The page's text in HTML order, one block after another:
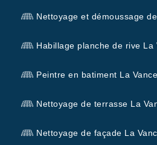
Nettoyage et démoussage
Habillage planche de rive La
Peintre en batiment La
Nettoyage de terrasse La
Nettoyage de façade La